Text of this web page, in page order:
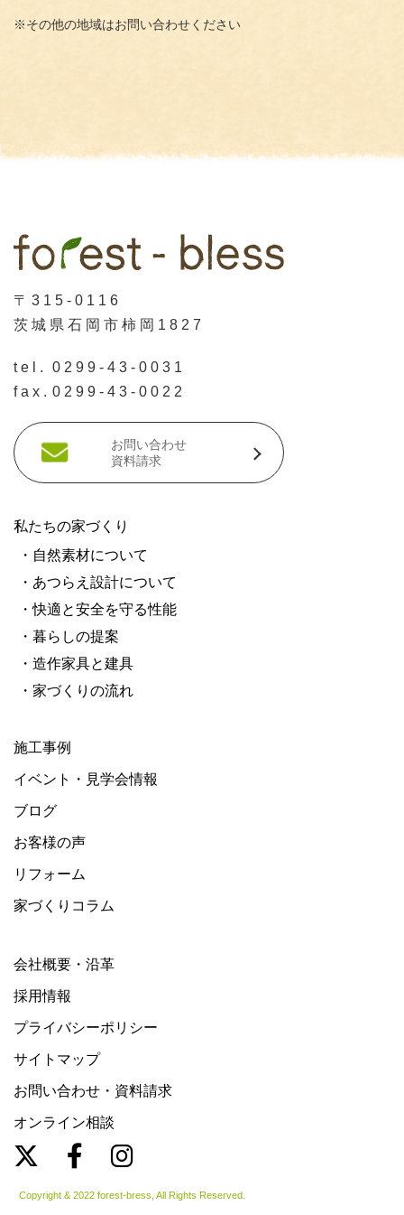
※その他の地域はお問い合わせください
〒315-0116
茨城県石岡市柿岡1827
tel.
0299-43-0031
fax. 0299-43-0022
お問い合わせ
資料請求
私たちの家づくり
・自然素材について
・あつらえ設計について
・快適と安全を守る性能
・暮らしの提案
・造作家具と建具
・家づくりの流れ
施工事例
イベント・見学会情報
ブログ
お客様の声
リフォーム
家づくりコラム
会社概要・沿革
採用情報
プライバシーポリシー
サイトマップ
お問い合わせ・資料請求
オンライン相談
Copyright & 2022 forest-bress, All Rights Reserved.